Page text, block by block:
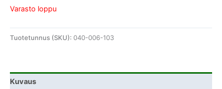
Varasto loppu
Tuotetunnus (SKU): 040-006-103
Kuvaus